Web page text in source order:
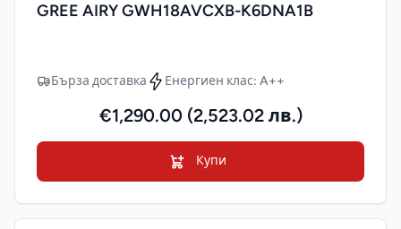
GREE AIRY GWH18AVCXB-K6DNA1B
Бърза доставка Енергиен клас: A++
€1,290.00 (2,523.02 лв.)
Купи